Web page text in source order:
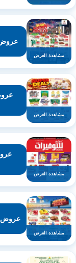
مشاهدة العرض
عروض
مشاهدة العرض
مشاهدة العرض
مشاهدة العرض
عروض